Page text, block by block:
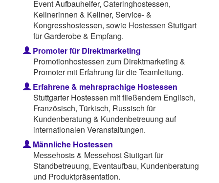
Event Aufbauhelfer, Cateringhostessen,
Kellnerinnen & Kellner, Service- &
Kongresshostessen, sowie Hostessen Stuttgart
für Garderobe & Empfang.
Promoter für Direktmarketing
Promotionhostessen zum Direktmarketing &
Promoter mit Erfahrung für die Teamleitung.
Erfahrene & mehrsprachige Hostessen
Stuttgarter Hostessen mit fließendem Englisch,
Französisch, Türkisch, Russisch für
Kundenberatung & Kundenbetreuung auf
internationalen Veranstaltungen.
Männliche Hostessen
Messehosts & Messehost Stuttgart für
Standbetreuung, Eventaufbau, Kundenberatung
und Produktpräsentation.